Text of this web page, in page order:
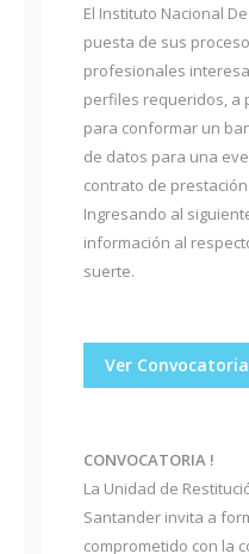
El Instituto Nacional
puesta de sus
profesionales
perfiles requeridos, a
para conformar un
de datos para una
contrato de
Ingresando al
información al
suerte.
Ver Convocatoria
CONVOCATORIA !
La Unidad de
Santander invita a
comprometido con la